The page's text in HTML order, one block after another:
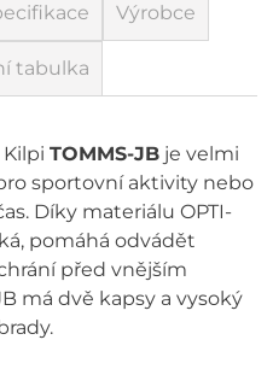
Výrobce
tabulka
KilpiTOMMS-JB je velmi
sportovní aktivity nebo
Díky materiálu OPTI-
pomáhá odvádět
před vnějším
má dvě kapsy a vysoký